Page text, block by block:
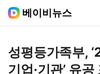
베이비뉴스
성평등가족부,
기업·기관’ 유